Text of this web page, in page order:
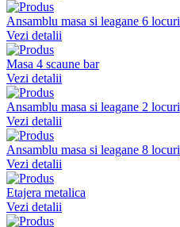
Ansamblu masa si leagane 6
Vezi detalii
Masa 4 scaune bar
Vezi detalii
Ansamblu masa si leagane 2 locuri
Vezi detalii
Ansamblu masa si leagane 8 locuri
Vezi detalii
Etajera metalica
Vezi detalii